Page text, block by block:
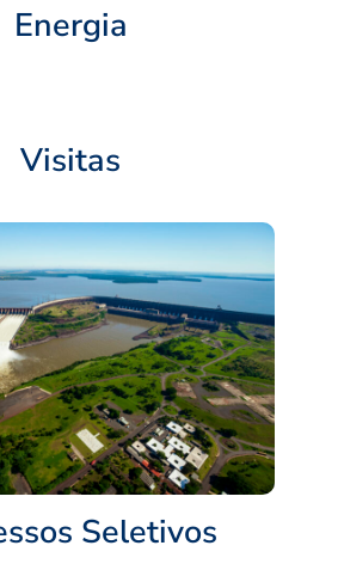
Energia
Visitas
Seletivos